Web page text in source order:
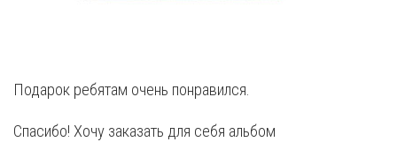
Подарок ребятам очень понравился.
Спасибо! Хочу заказать для себя альбом